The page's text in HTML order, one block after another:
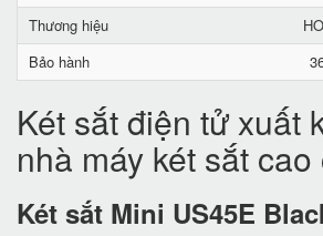
Thương hiệu
Bảo hành
Két sắt điện tử xuất
nhà máy két sắt cao
Két sắt Mini US45E